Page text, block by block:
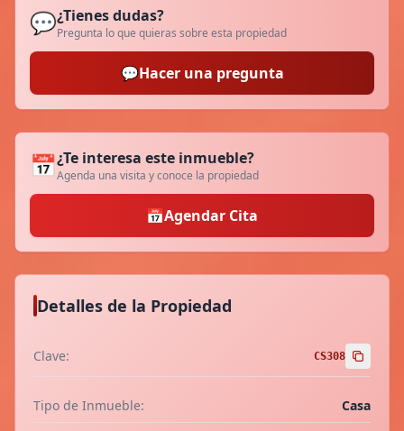
💬¿Tienes dudas?
Pregunta lo que quieras sobre esta propiedad
💬Hacer una pregunta
📅¿Te interesa este inmueble?
Agenda una visita y conoce la propiedad
📅Agendar Cita
Detalles de la Propiedad
Clave: CS308
Tipo de Inmueble: Casa